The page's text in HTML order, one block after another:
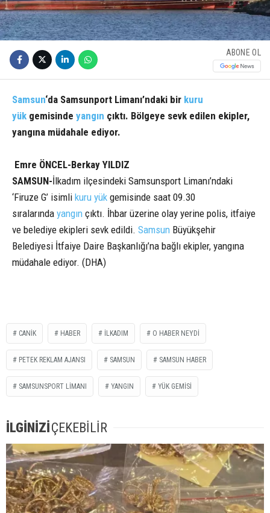
ABONE OL
Samsun‘da Samsunport Limanı’ndaki bir kuru
yük gemisinde yangın çıktı. Bölgeye sevk edilen ekipler,
yangına müdahale ediyor.
Emre ÖNCEL-Berkay YILDIZ
SAMSUN-İlkadım ilçesindeki Samsunsport Limanı’ndaki
‘Firuze G’ isimli kuru yük gemisinde saat 09.30
sıralarında yangın çıktı. İhbar üzerine olay yerine polis, itfaiye
ve belediye ekipleri sevk edildi. Samsun Büyükşehir
Belediyesi İtfaiye Daire Başkanlığı’na bağlı ekipler, yangına
müdahale ediyor. (DHA)
CANİK HABER İLKADIM O HABER NEYDİ
PETEK REKLAM AJANSI SAMSUN SAMSUN HABER
SAMSUNSPORT LİMANI YANGIN YÜK GEMİSİ
İLGİNİZİÇEKEBİLİR